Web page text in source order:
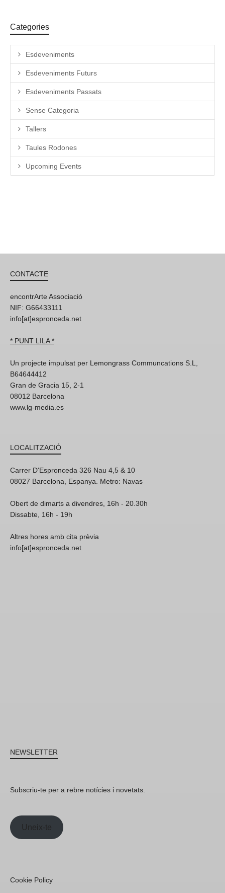
Categories
Esdeveniments
Esdeveniments Futurs
Esdeveniments Passats
Sense Categoria
Tallers
Taules Rodones
Upcoming Events
CONTACTE
encontrArte Associació
NIF: G66433111
info[at]espronceda.net
* PUNT LILA *
Un projecte impulsat per Lemongrass Communcations S.L,
B64644412
Gran de Gracia 15, 2-1
08012 Barcelona
www.lg-media.es
LOCALITZACIÓ
Carrer D'Espronceda 326 Nau 4,5 & 10
08027 Barcelona, Espanya. Metro: Navas
Obert de dimarts a divendres, 16h - 20.30h
Dissabte, 16h - 19h
Altres hores amb cita prèvia
info[at]espronceda.net
NEWSLETTER
Subscriu-te per a rebre notícies i novetats.
Uneix-te
Cookie Policy